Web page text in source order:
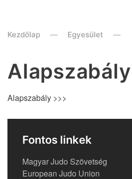
Kezdőlap Egyesület
Alapszabály
Alapszabály >>>
Fontos linkek
Magyar Judo Szövetség
European Judo Union